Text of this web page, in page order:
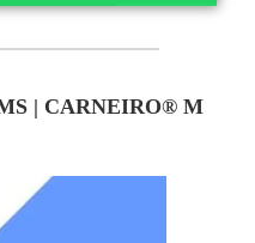
| CARNEIRO® M